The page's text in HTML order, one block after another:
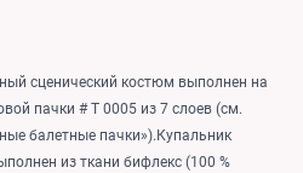
сценический костюм выполнен на
пачки # T 0005 из 7 слоев (см.
балетные пачки»).Купальник
из ткани бифлекс (100 %